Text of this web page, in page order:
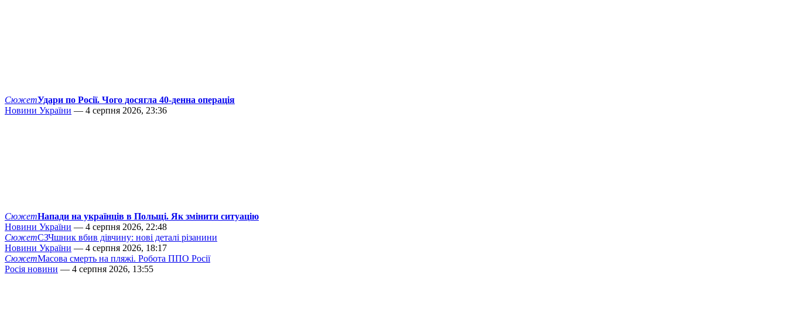
СюжетУдари по Росії. Чого досягла 40-денна операція
Новини України — 4 серпня 2026, 23:36
СюжетНапади на українців в Польщі. Як змінити ситуацію
Новини України — 4 серпня 2026, 22:48
СюжетСЗЧшник вбив дівчину: нові деталі різанини
Новини України — 4 серпня 2026, 18:17
СюжетМасова смерть на пляжі. Робота ППО Росії
Росія новини — 4 серпня 2026, 13:55